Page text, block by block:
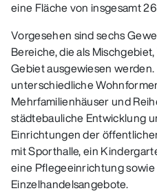
eine Fläche von insgesamt
Vorgesehen sind sechs
Bereiche, die als
Gebiet ausgewiesen
unterschiedliche
Mehrfamilienhäuser und
städtebauliche Entwicklung
Einrichtungen der
mit Sporthalle, ein
eine Pflegeeinrichtung
Einzelhandelsangebote.